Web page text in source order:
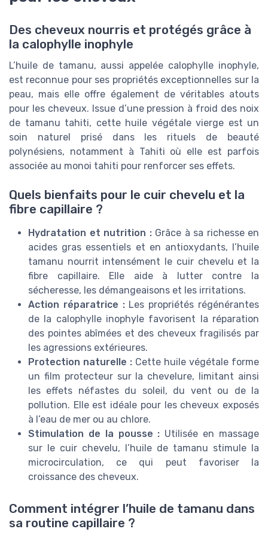
Des cheveux nourris et protégés grâce à
la calophylle inophyle
L’huile de tamanu, aussi appelée calophylle inophyle,
est reconnue pour ses propriétés exceptionnelles sur la
peau, mais elle offre également de véritables atouts
pour les cheveux. Issue d’une pression à froid des noix
de tamanu tahiti, cette huile végétale vierge est un
soin naturel prisé dans les rituels de beauté
polynésiens, notamment à Tahiti où elle est parfois
associée au monoi tahiti pour renforcer ses effets.
Quels bienfaits pour le cuir chevelu et la
fibre capillaire ?
Hydratation et nutrition :Grâce à sa richesse en
acides gras essentiels et en antioxydants, l’huile
tamanu nourrit intensément le cuir chevelu et la
fibre capillaire. Elle aide à lutter contre la
sécheresse, les démangeaisons et les irritations.
Action réparatrice :Les propriétés régénérantes
de la calophylle inophyle favorisent la réparation
des pointes abîmées et des cheveux fragilisés par
les agressions extérieures.
Protection naturelle : Cette huile végétale forme
un film protecteur sur la chevelure, limitant ainsi
les effets néfastes du soleil, du vent ou de la
pollution. Elle est idéale pour les cheveux exposés
à l’eau de mer ou au chlore.
Stimulation de la pousse : Utilisée en massage
sur le cuir chevelu, l’huile de tamanu stimule la
microcirculation, ce qui peut favoriser la
croissance des cheveux.
Comment intégrer l’huile de tamanu dans
sa routine capillaire ?